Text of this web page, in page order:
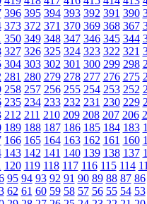
396 395 394 393 392 391 390
373 372 371 370 369 368 367
350 349 348 347 346 345 344
327 326 325 324 323 322 321
304 303 302 301 300 299 298
281 280 279 278 277 276 275
258 257 256 255 254 253 252
235 234 233 232 231 230 229
212 211 210 209 208 207 206
189 188 187 186 185 184 183
166 165 164 163 162 161 160
143 142 141 140 139 138 137
120 119 118 117 116 115 114
95 94 93 92 91 90 89 88 87 86
62 61 60 59 58 57 56 55 54 53